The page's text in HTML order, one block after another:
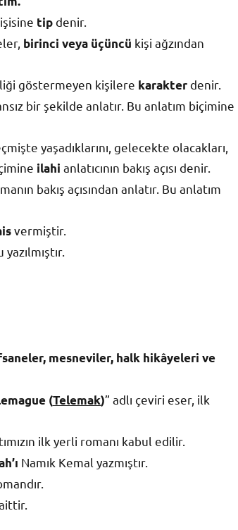
tipdenir.
birinci veya üçüncü kişi ağzından
göstermeyen kişilere karakterdenir.
bir şekilde anlatır. Bu anlatım biçimine
yaşadıklarını, gelecekte olacakları,
ilahi anlatıcının bakış açısı denir.
bakış açısından anlatır. Bu anlatım
vermiştir.
mesneviler, halk hikâyeleri ve
(Telemak)” adlı çeviri eser, ilk
ilk yerli romanı kabul edilir.
Namık Kemal yazmıştır.